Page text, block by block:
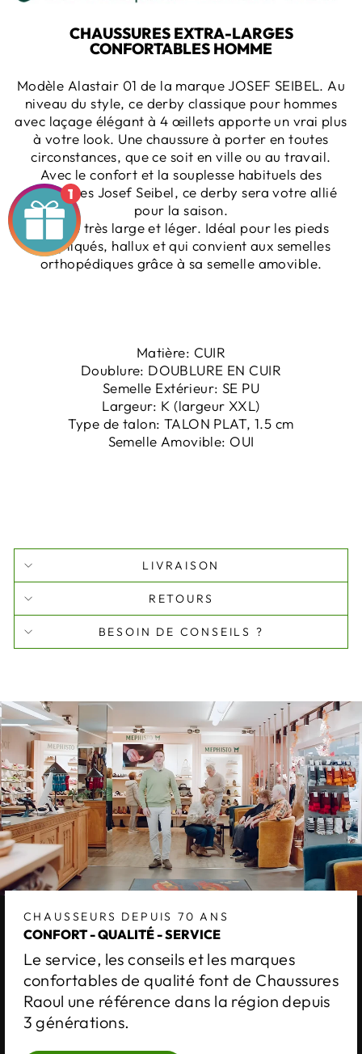
CHAUSSURES EXTRA-LARGES
CONFORTABLES HOMME
Modèle Alastair 01 de la marque JOSEF SEIBEL. Au
niveau du style, ce derby classique pour hommes
avec laçage élégant à 4 œillets apporte un vrai plus
à votre look. Une chaussure à porter en toutes
circonstances, que ce soit en ville ou au travail.
Avec le confort et la souplesse habituels des
chaussures Josef Seibel, ce derby sera votre allié
pour la saison.
Modèle très large et léger. Idéal pour les pieds
compliqués, hallux et qui convient aux semelles
orthopédiques grâce à sa semelle amovible.
Matière: CUIR
Doublure: DOUBLURE EN CUIR
Semelle Extérieur: SE PU
Largeur: K (largeur XXL)
Type de talon: TALON PLAT, 1.5 cm
Semelle Amovible: OUI
LIVRAISON
RETOURS
BESOIN DE CONSEILS ?
CHAUSSEURS DEPUIS 70 ANS
CONFORT - QUALITÉ - SERVICE
Le service, les conseils et les marques
confortables de qualité font de Chaussures
Raoul une référence dans la région depuis
3 générations.
1